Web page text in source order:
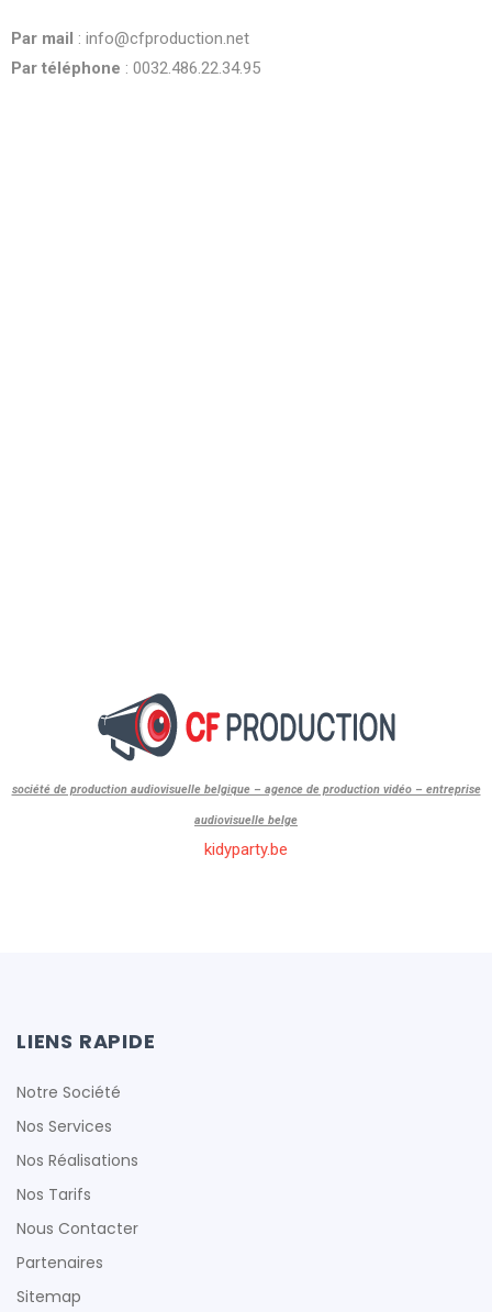
left
blank
Par mail : info@cfproduction.net
Par téléphone : 0032.486.22.34.95
société de production audiovisuelle belgique – agence de production vidéo – entreprise
audiovisuelle belge
kidyparty.be
LIENS RAPIDE
Notre Société
Nos Services
Nos Réalisations
Nos Tarifs
Nous Contacter
Partenaires
Sitemap